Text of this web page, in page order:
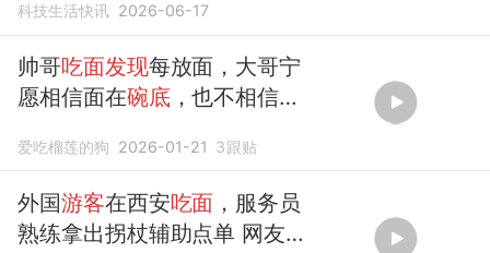
科技生活快讯 2026-06-17
帅哥吃面发现每放面，大哥宁
愿相信面在碗底，也不相信老
爱吃榴莲的狗 2026-01-21 3跟贴
外国游客在西安吃面 ，服务员
熟练拿出拐杖辅助点单 网友：